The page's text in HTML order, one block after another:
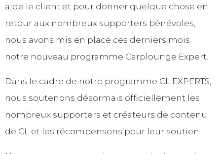
aide le client et pour donner quelque chose en
retour aux nombreux supporters bénévoles,
nous avons mis en place ces derniers mois
notre nouveau programme Carplounge Expert.
Dans le cadre de notre programme CL EXPERTS,
nous soutenons désormais officiellement les
nombreux supporters et créateurs de contenu
de CL et les récompensons pour leur soutien.